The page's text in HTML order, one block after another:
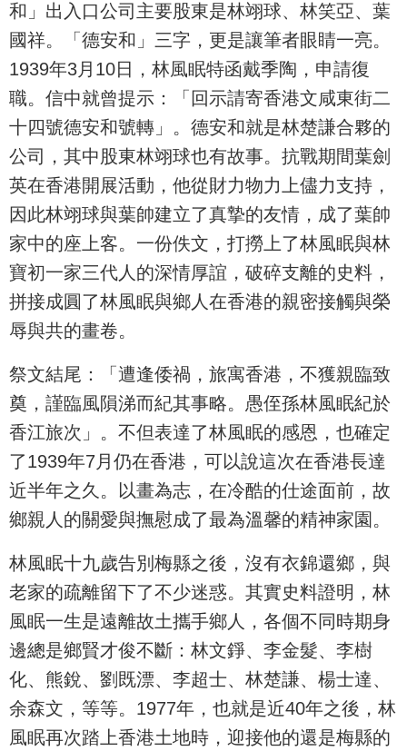
和」出入口公司主要股東是林翊球、林笑亞、葉
國祥。「德安和」三字，更是讓筆者眼睛一亮。
1939年3月10日，林風眠特函戴季陶，申請復
職。信中就曾提示：「回示請寄香港文咸東街二
十四號德安和號轉」。德安和就是林楚謙合夥的
公司，其中股東林翊球也有故事。抗戰期間葉劍
英在香港開展活動，他從財力物力上儘力支持，
因此林翊球與葉帥建立了真摯的友情，成了葉帥
家中的座上客。一份佚文，打撈上了林風眠與林
寶初一家三代人的深情厚誼，破碎支離的史料，
拼接成圓了林風眠與鄉人在香港的親密接觸與榮
辱與共的畫卷。
祭文結尾：「遭逢倭禍，旅寓香港，不獲親臨致
奠，謹臨風隕涕而紀其事略。愚侄孫林風眠紀於
香江旅次」。不但表達了林風眠的感恩，也確定
了1939年7月仍在香港，可以說這次在香港長達
近半年之久。以畫為志，在冷酷的仕途面前，故
鄉親人的關愛與撫慰成了最為溫馨的精神家園。
林風眠十九歲告別梅縣之後，沒有衣錦還鄉，與
老家的疏離留下了不少迷惑。其實史料證明，林
風眠一生是遠離故土攜手鄉人，各個不同時期身
邊總是鄉賢才俊不斷：林文錚、李金髮、李樹
化、熊銳、劉既漂、李超士、林楚謙、楊士達、
余森文，等等。1977年，也就是近40年之後，林
風眠再次踏上香港土地時，迎接他的還是梅縣的